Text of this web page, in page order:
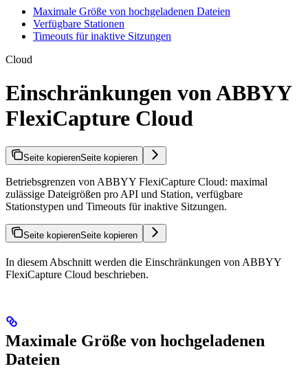
Maximale Größe von hochgeladenen Dateien
Verfügbare Stationen
Timeouts für inaktive Sitzungen
Cloud
Einschränkungen von ABBYY
FlexiCapture Cloud
Seite kopierenSeite kopieren
Betriebsgrenzen von ABBYY FlexiCapture Cloud: maximal
zulässige Dateigrößen pro API und Station, verfügbare
Stationstypen und Timeouts für inaktive Sitzungen.
Seite kopierenSeite kopieren
In diesem Abschnitt werden die Einschränkungen von ABBYY
FlexiCapture Cloud beschrieben.
Maximale Größe von hochgeladenen
Dateien